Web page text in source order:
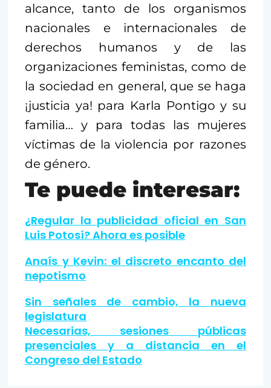
alcance, tanto de los organismos
nacionales e internacionales de
derechos humanos y de las
organizaciones feministas, como de
la sociedad en general, que se haga
¡justicia ya! para Karla Pontigo y su
familia… y para todas las mujeres
víctimas de la violencia por razones
de género.
Te puede interesar:
¿Regular la publicidad oficial en San
Luis Potosí? Ahora es posible
Anaís y Kevin: el discreto encanto del
nepotismo
Sin señales de cambio, la nueva
legislatura
Necesarias, sesiones públicas
presenciales y a distancia en el
Congreso del Estado